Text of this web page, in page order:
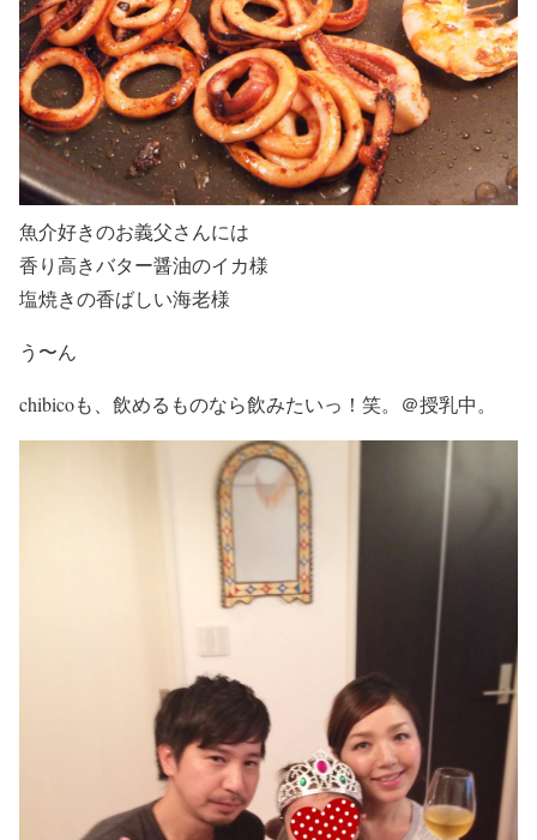
魚介好きのお義父さんには
香り高きバター醤油のイカ様
塩焼きの香ばしい海老様
う〜ん
chibicoも、飲めるものなら飲みたいっ！笑。＠授乳中。